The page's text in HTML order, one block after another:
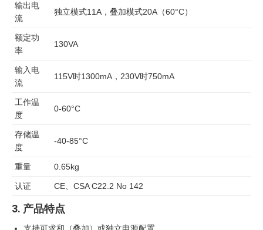
输出电
流
独立模式11A，叠加模式20A（60°C）
额定功
率
130VA
输入电
流
115V时1300mA，230V时750mA
工作温
度
0-60°C
存储温
度
-40-85°C
重量 0.65kg
认证 CE、CSA C22.2 No 142
3. 产品特点